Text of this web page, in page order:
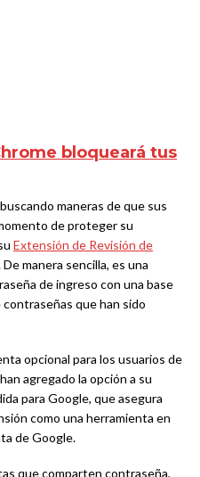
bloqueará tus
maneras de que sus
de proteger su
Extensión de Revisión de
manera sencilla, es una
de ingreso con una base
que han sido
opcional para los usuarios de
agregado la opción a su
para Google, que asegura
como una herramienta en
de Google.
que comparten contraseña,